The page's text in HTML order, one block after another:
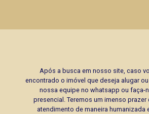
Após a busca em nosso site, caso
encontrado o imóvel que deseja alugar
nossa equipe no whatsapp ou faça-
presencial. Teremos um imenso prazer
atendimento de maneira humanizada